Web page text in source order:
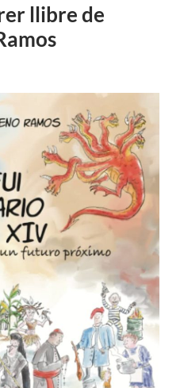
llibre de